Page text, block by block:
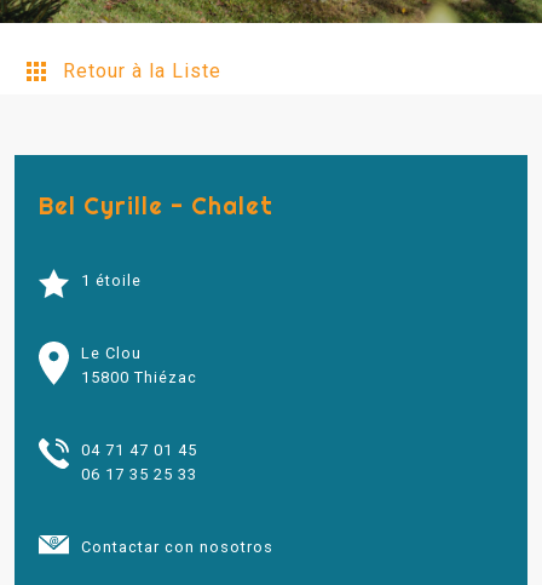
Retour à la Liste
Bel Cyrille - Chalet
1 étoile
Le Clou
15800 Thiézac
04 71 47 01 45
06 17 35 25 33
Contactar con nosotros